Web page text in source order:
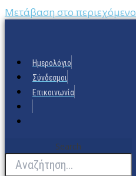
Μετάβαση στο περιεχόμενο
Ημερολόγιο
Σύνδεσμοι
Επικοινωνία
Search